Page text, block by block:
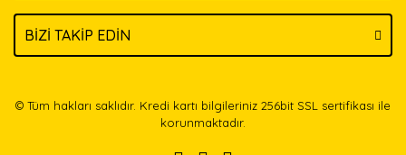
BİZİ TAKİP EDİN
© Tüm hakları saklıdır. Kredi kartı bilgileriniz 256bit SSL sertifikası ile
korunmaktadır.